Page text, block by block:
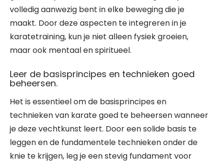
volledig aanwezig bent in elke beweging die je
maakt. Door deze aspecten te integreren in je
karatetraining, kun je niet alleen fysiek groeien,
maar ook mentaal en spiritueel.
Leer de basisprincipes en technieken goed
beheersen.
Het is essentieel om de basisprincipes en
technieken van karate goed te beheersen wanneer
je deze vechtkunst leert. Door een solide basis te
leggen en de fundamentele technieken onder de
knie te krijgen, leg je een stevig fundament voor